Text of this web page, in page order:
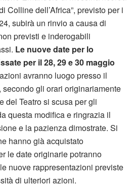
Colline dell’Africa”, previsto per i
subirà un rinvio a causa di
previsti e inderogabili
Le nuove date per lo
per il 28, 29 e 30 maggio
avranno luogo presso il
gli orari originariamente
del Teatro si scusa per gli
questa modifica e ringrazia il
e la pazienza dimostrate. Si
hanno già acquistato
le date originarie potranno
nuove rappresentazioni previste
di ulteriori azioni.